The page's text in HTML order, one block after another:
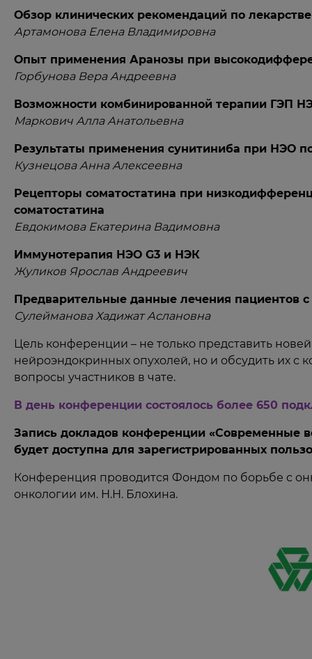
Обзор клинических рекомендаций по
Артамонова Елена Владимировна
Опыт применения Аранозы при
Горбунова Вера Андреевна
Возможности комбинированной терапии ГЭП
Маркович Алла Анатольевна
Результаты применения сунитиниба при НЭО
Кузнецова Анна Алексеевна
Рецепторы соматостатина при
соматостатина
Евдокимова Екатерина Вадимовна
Иммунотерапия НЭО G3 и НЭК
Жуликов Ярослав Андреевич
Предварительные данные лечения пациентов
Сулейманова Хадижат Аслановна
Цель конференции – не только представить
нейроэндокринных опухолей, но и обсудить их с
вопросы участников в чате.
В день конференции состоялось более 650
Запись докладов конференции «Современные
будет доступна для зарегистрированных
Конференция проводится Фондом по борьбе с
онкологии им. Н.Н. Блохина.